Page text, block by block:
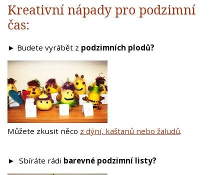
Kreativní nápady pro podzimní
čas:
► Budete vyrábět z podzimních plodů?
Můžete zkusit něco z dýní, kaštanů nebo žaludů.
► Sbíráte rádi barevné podzimní listy?